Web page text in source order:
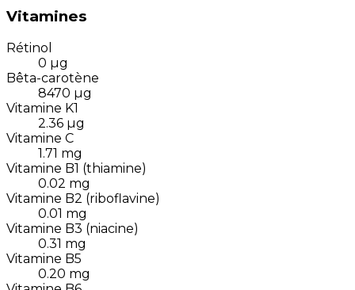
Vitamines
Rétinol
0 µg
Bêta-carotène
8470 µg
Vitamine K1
2.36 µg
Vitamine C
1.71 mg
Vitamine B1 (thiamine)
0.02 mg
Vitamine B2 (riboflavine)
0.01 mg
Vitamine B3 (niacine)
0.31 mg
Vitamine B5
0.20 mg